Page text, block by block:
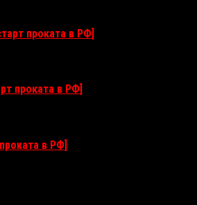
проката в РФ]
проката в РФ]
в РФ]